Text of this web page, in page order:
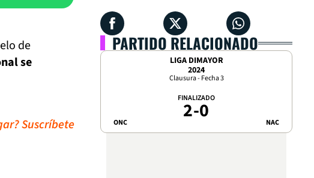
de
se
Suscríbete
PARTIDO RELACIONADO
LIGA DIMAYOR
2024
Clausura - Fecha 3
ONC
FINALIZADO
2-0 NAC